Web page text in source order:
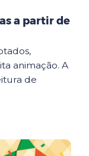
a partir de
animação. A
de